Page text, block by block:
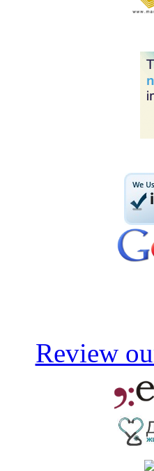
Review